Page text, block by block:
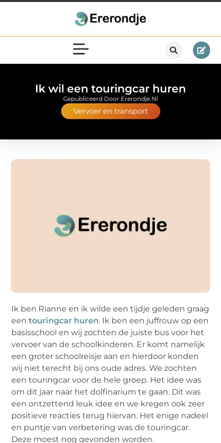
Ik wil een touringcar huren
Vervoer en transport
Gepubliceerd Door Ererondje.nl
Ik ben Rianne en ik wilde een tijdje geleden graag
eentouringcar huren. Ik ben een juffrouw op een
basisschool en wij zochten de juiste bus voor het
vervoer van de schoolkinderen. Er komt namelijk
een groter schoolreisje aan en hierdoor konden
wij niet terecht bij ons oude adres. We zochten
een touringcar voor de hele groep. Het idee was
om dit jaar naar het dolfinarium te gaan. Dit was
een ontzettend leuk idee en we kregen ook zeer
positieve reacties terug hiervan. Het enige nadeel
en puntje van verbetering was de touringcar.
Deze moest nog gevonden worden.